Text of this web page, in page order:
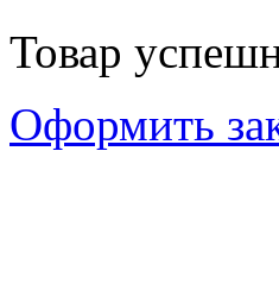
Товар
Оформить